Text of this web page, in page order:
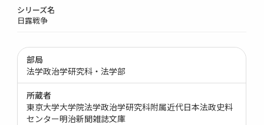
シリーズ名
日露戦争
部局
法学政治学研究科・法学部
所蔵者
東京大学大学院法学政治学研究科附属近代日本法政史料
センター明治新聞雑誌文庫